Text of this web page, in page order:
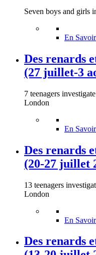
Seven boys and girls
En
Des renards
(27 juillet-3
7 teenagers
London
En
Des renards
(20-27 juillet
13 teenagers
London
En
Des renards